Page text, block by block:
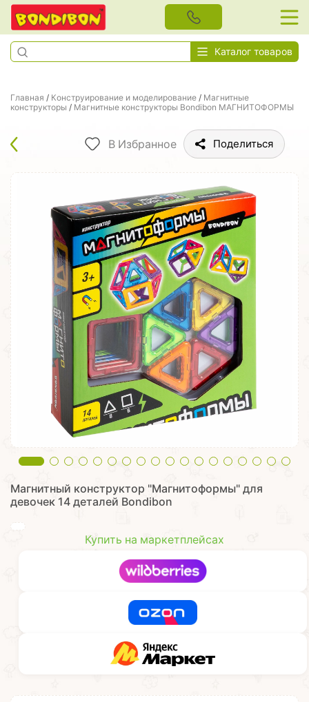
Каталог товаров
Главная / Конструирование и моделирование / Магнитные
конструкторы / Магнитные конструкторы Bondibon МАГНИТОФОРМЫ
В Избранное Поделиться
Магнитный конструктор "Магнитоформы" для
девочек 14 деталей Bondibon
Купить на маркетплейсах